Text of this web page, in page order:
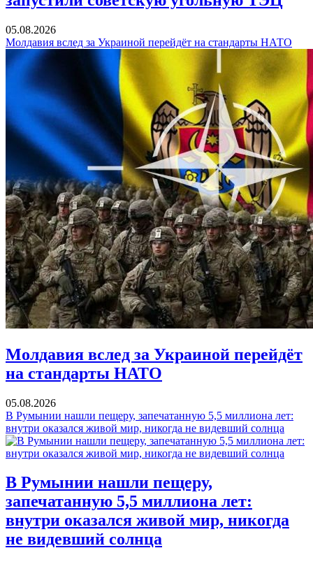
05.08.2026
Молдавия вслед за Украиной перейдёт на стандарты НАТО
Молдавия вслед за Украиной перейдёт
на стандарты НАТО
05.08.2026
В Румынии нашли пещеру, запечатанную 5,5 миллиона лет:
внутри оказался живой мир, никогда не видевший солнца
В Румынии нашли пещеру,
запечатанную 5,5 миллиона лет:
внутри оказался живой мир, никогда
не видевший солнца